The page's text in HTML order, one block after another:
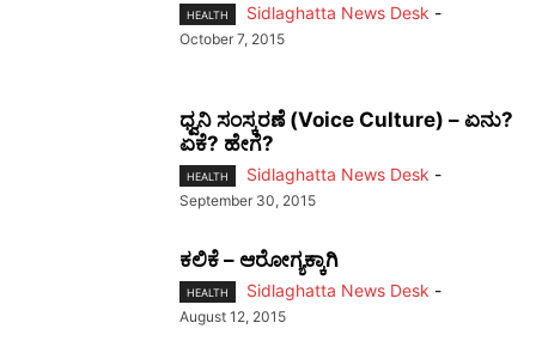
HEALTH Sidlaghatta News Desk -
October 7, 2015
ಧ್ವನಿ ಸಂಸ್ಕರಣೆ (Voice Culture) – ಏನು?
ಏಕೆ? ಹೇಗೆ?
HEALTH Sidlaghatta News Desk -
September 30, 2015
ಕಲಿಕೆ – ಆರೋಗ್ಯಕ್ಕಾಗಿ
HEALTH Sidlaghatta News Desk -
August 12, 2015